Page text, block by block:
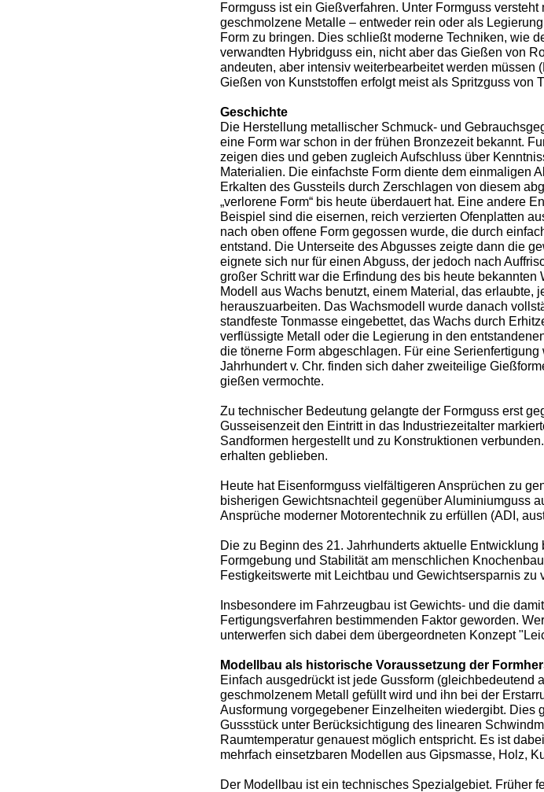
Formguss ist ein Gießverfahren. Unter Formguss
geschmolzene Metalle – entweder rein oder als
Form zu bringen. Dies schließt moderne Techniken, wie
verwandten Hybridguss ein, nicht aber das Gießen von
andeuten, aber intensiv weiterbearbeitet werden
Gießen von Kunststoffen erfolgt meist als Spritzguss von
Geschichte
Die Herstellung metallischer Schmuck- und
eine Form war schon in der frühen Bronzezeit bekannt.
zeigen dies und geben zugleich Aufschluss über
Materialien. Die einfachste Form diente dem einmaligen
Erkalten des Gussteils durch Zerschlagen von diesem
„verlorene Form“ bis heute überdauert hat. Eine andere
Beispiel sind die eisernen, reich verzierten Ofenplatten
nach oben offene Form gegossen wurde, die durch
entstand. Die Unterseite des Abgusses zeigte dann die
eignete sich nur für einen Abguss, der jedoch nach
großer Schritt war die Erfindung des bis heute
Modell aus Wachs benutzt, einem Material, das
herauszuarbeiten. Das Wachsmodell wurde danach
standfeste Tonmasse eingebettet, das Wachs durch
verflüssigte Metall oder die Legierung in den
die tönerne Form abgeschlagen. Für eine
Jahrhundert v. Chr. finden sich daher zweiteilige
gießen vermochte.
Zu technischer Bedeutung gelangte der Formguss erst
Gusseisenzeit den Eintritt in das Industriezeitalter
Sandformen hergestellt und zu Konstruktionen
erhalten geblieben.
Heute hat Eisenformguss vielfältigeren Ansprüchen zu
bisherigen Gewichtsnachteil gegenüber Aluminiumguss
Ansprüche moderner Motorentechnik zu erfüllen (ADI,
Die zu Beginn des 21. Jahrhunderts aktuelle
Formgebung und Stabilität am menschlichen
Festigkeitswerte mit Leichtbau und Gewichtsersparnis zu
Insbesondere im Fahrzeugbau ist Gewichts- und die
Fertigungsverfahren bestimmenden Faktor geworden.
unterwerfen sich dabei dem übergeordneten Konzept
Modellbau als historische Voraussetzung der
Einfach ausgedrückt ist jede Gussform (gleichbedeutend
geschmolzenem Metall gefüllt wird und ihn bei der
Ausformung vorgegebener Einzelheiten wiedergibt. Dies
Gussstück unter Berücksichtigung des linearen
Raumtemperatur genauest möglich entspricht. Es ist
mehrfach einsetzbaren Modellen aus Gipsmasse, Holz,
Der Modellbau ist ein technisches Spezialgebiet. Früher